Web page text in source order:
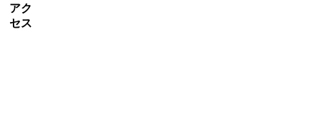
アク
セス